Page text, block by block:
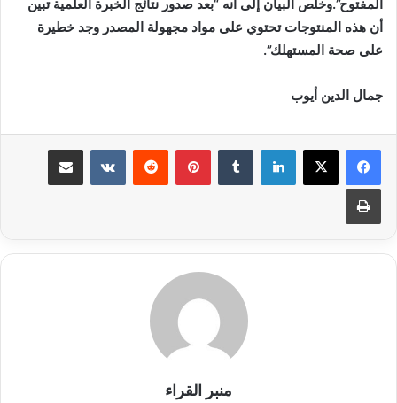
المفتوح”.وخلص البيان إلى أنه “بعد صدور نتائج الخبرة العلمية تبين
أن هذه المنتوجات تحتوي على مواد مجهولة المصدر وجد خطيرة
على صحة المستهلك”.
جمال الدين أيوب
لينكدإن بينتيريست
طباعة
منبر القراء